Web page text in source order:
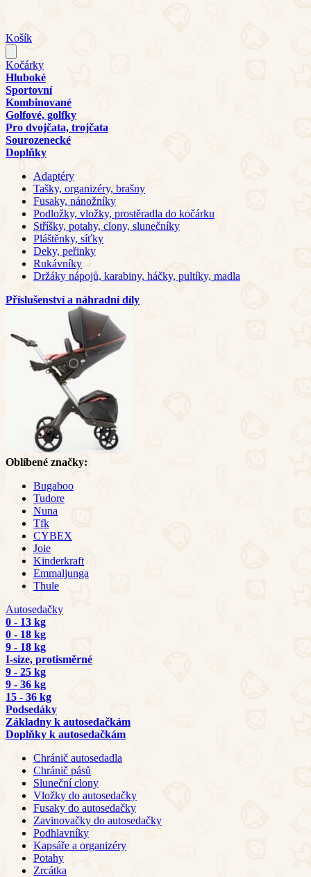
Košík
Kočárky
Hluboké
Sportovní
Kombinované
Golfové, golfky
Pro dvojčata, trojčata
Sourozenecké
Doplňky
Adaptéry
Tašky, organizéry, brašny
Fusaky, nánožníky
Podložky, vložky, prostěradla do kočárku
Stříšky, potahy, clony, slunečníky
Pláštěnky, síťky
Deky, peřinky
Rukávníky
Držáky nápojů, karabiny, háčky, pultíky, madla
Příslušenství a náhradní díly
Oblíbené značky:
Bugaboo
Tudore
Nuna
Tfk
CYBEX
Joie
Kinderkraft
Emmaljunga
Thule
Autosedačky
0 - 13 kg
0 - 18 kg
9 - 18 kg
I-size, protisměrné
9 - 25 kg
9 - 36 kg
15 - 36 kg
Podsedáky
Základny k autosedačkám
Doplňky k autosedačkám
Chránič autosedadla
Chránič pásů
Sluneční clony
Vložky do autosedačky
Fusaky do autosedačky
Zavinovačky do autosedačky
Podhlavníky
Kapsáře a organizéry
Potahy
Zrcátka